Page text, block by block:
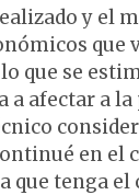
y el
que
que se
a afectar a la
en el
que tenga el